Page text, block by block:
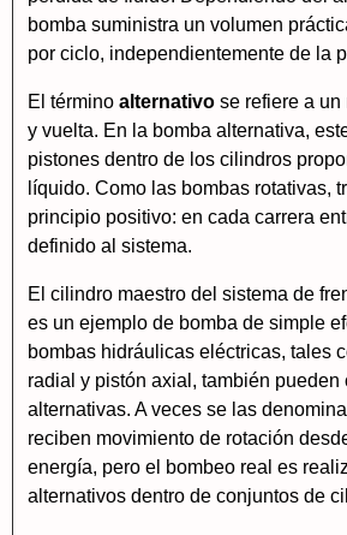
bomba suministra un volumen
por ciclo, independientemente de la
El término alternativo se refiere a
y vuelta. En la bomba alternativa,
pistones dentro de los cilindros
líquido. Como las bombas rotativas,
principio positivo: en cada carrera
definido al sistema.
El cilindro maestro del sistema de
es un ejemplo de bomba de simple
bombas hidráulicas eléctricas, tales
radial y pistón axial, también pueden
alternativas. A veces se las
reciben movimiento de rotación
energía, pero el bombeo real es
alternativos dentro de conjuntos de